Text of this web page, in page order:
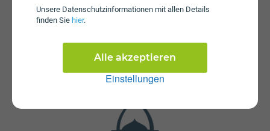
Unsere Daten­schutz­informationen mit allen Details
finden Sie hier.
Einstellungen
Alle akzeptieren
Monate. Die Kündigungsfrist beträgt 1 Monat.